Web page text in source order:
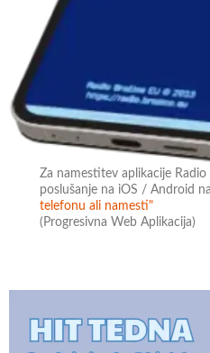
Za namestitev aplikacije
poslušanje na iOS / Android
telefonu ali namesti"
(Progresivna Web Aplikacija)